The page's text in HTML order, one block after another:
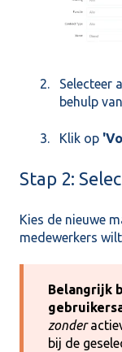
Selecteer
behulp
Klik op
Stap 2:
Kies de nieuwe
medewerkers
Belangrijk
zonder
bij de